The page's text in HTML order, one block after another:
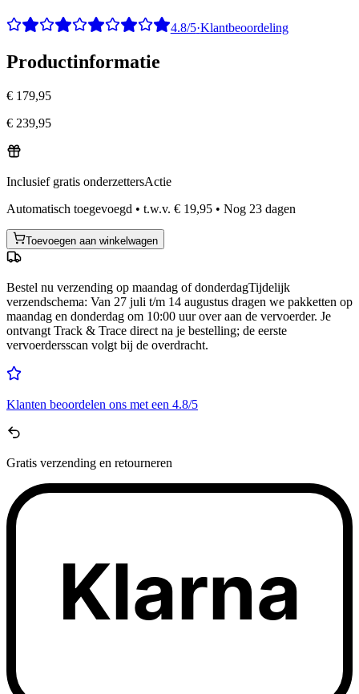
4.8/5·Klantbeoordeling
Productinformatie
€ 179,95
€ 239,95
Inclusief gratis onderzettersActie
Automatisch toegevoegd • t.w.v. € 19,95 • Nog 23 dagen
Toevoegen aan winkelwagen
Bestel nu verzending op maandag of donderdagTijdelijk
verzendschema: Van 27 juli t/m 14 augustus dragen we pakketten op
maandag en donderdag om 10:00 uur over aan de vervoerder. Je
ontvangt Track & Trace direct na je bestelling; de eerste
vervoerdersscan volgt bij de overdracht.
Klanten beoordelen ons met een 4.8/5
Gratis verzending en retourneren
Klarna